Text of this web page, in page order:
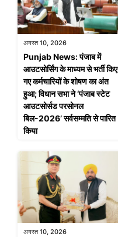
अगस्त 10, 2026
Punjab News: पंजाब में
आउटसोर्सिंग के माध्यम से भर्ती किए
गए कर्मचारियों के शोषण का अंत
हुआ; विधान सभा ने ‘पंजाब स्टेट
आउटसोर्सड परसोनल
बिल-2026’ सर्वसम्मति से पारित
किया
अगस्त 10, 2026